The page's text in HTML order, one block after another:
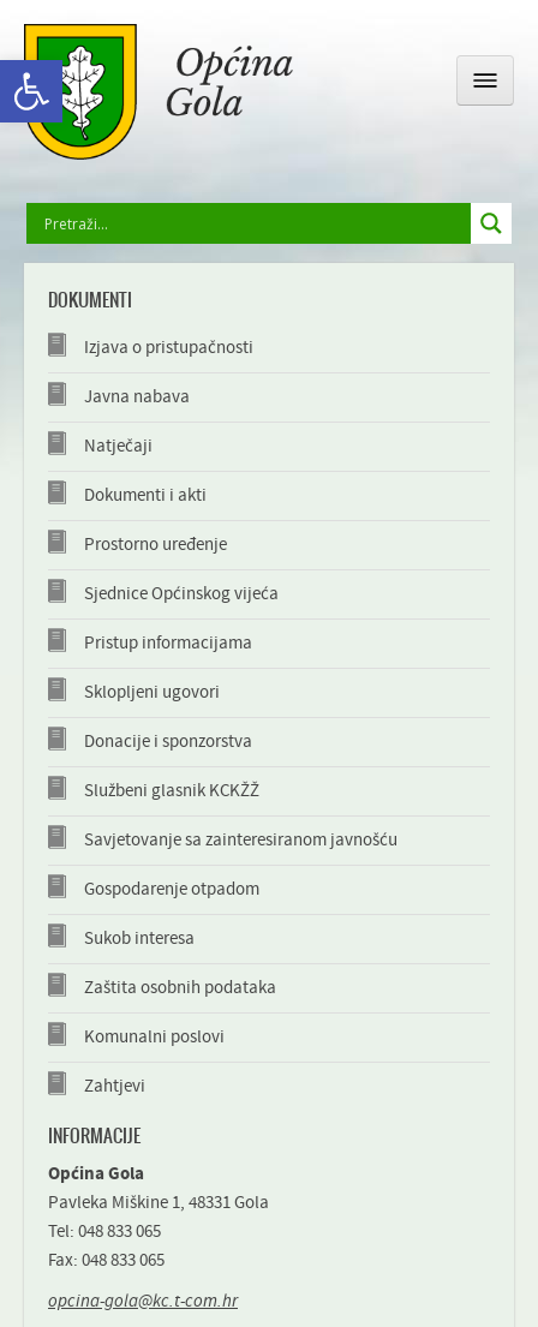
Open toolbar
GOLA I OKOLICA
DOKUMENTI
Izjava o pristupačnosti
Javna nabava
Natječaji
Dokumenti i akti
Prostorno uređenje
Sjednice Općinskog vijeća
Pristup informacijama
Sklopljeni ugovori
Donacije i sponzorstva
Službeni glasnik KCKŽŽ
Savjetovanje sa zainteresiranom javnošću
Gospodarenje otpadom
Sukob interesa
Zaštita osobnih podataka
Komunalni poslovi
Zahtjevi
INFORMACIJE
Općina Gola
Pavleka Miškine 1, 48331 Gola
Tel: 048 833 065
Fax: 048 833 065
opcina-gola@kc.t-com.hr